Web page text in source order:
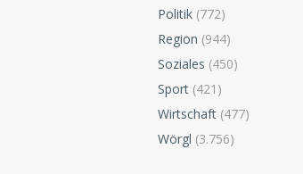
Politik (772)
Region (944)
Soziales (450)
Sport (421)
Wirtschaft (477)
Wörgl (3.756)